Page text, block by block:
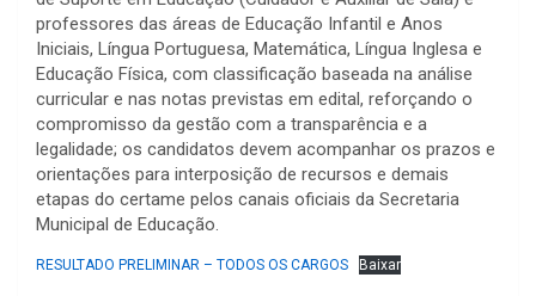
professores das áreas de Educação Infantil e Anos
Iniciais, Língua Portuguesa, Matemática, Língua Inglesa e
Educação Física, com classificação baseada na análise
curricular e nas notas previstas em edital, reforçando o
compromisso da gestão com a transparência e a
legalidade; os candidatos devem acompanhar os prazos e
orientações para interposição de recursos e demais
etapas do certame pelos canais oficiais da Secretaria
Municipal de Educação.
RESULTADO PRELIMINAR – TODOS OS CARGOS Baixar